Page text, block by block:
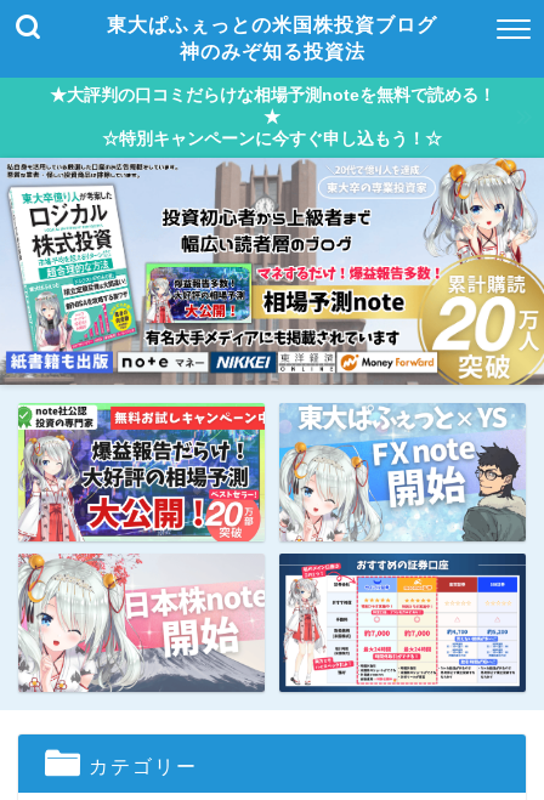
東大ぱふぇっとの米国株投資ブログ
神のみぞ知る投資法
★大評判の口コミだらけな相場予測noteを無料で読める！
★
☆特別キャンペーンに今すぐ申し込もう！☆
カテゴリー